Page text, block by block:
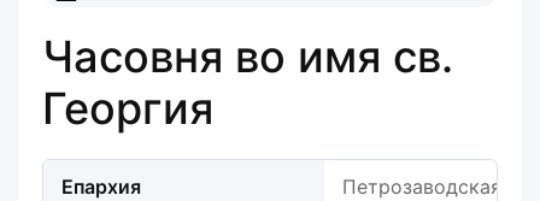
Часовня во имя св.
Георгия
Епархия Петрозаводская